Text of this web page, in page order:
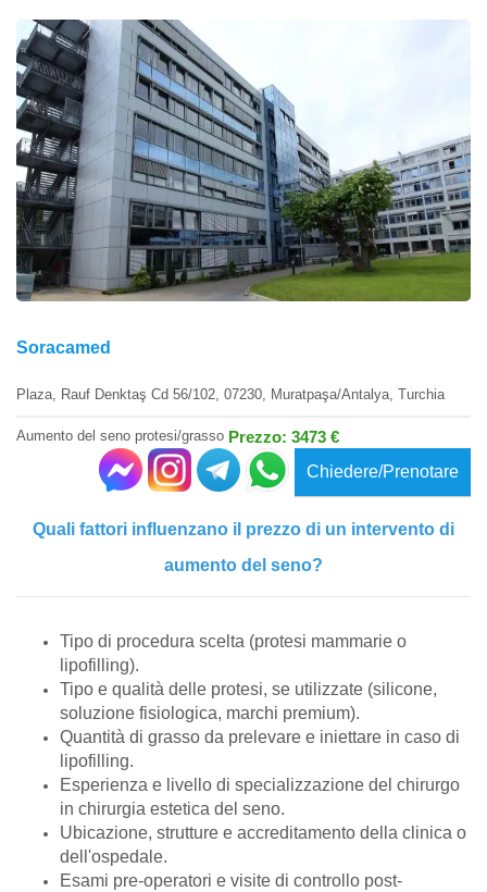
Soracamed
Plaza, Rauf Denktaş Cd 56/102, 07230, Muratpaşa/Antalya, Turchia
Aumento del seno protesi/grasso Prezzo: 3473 €
Chiedere/Prenotare
Quali fattori influenzano il prezzo di un intervento di
aumento del seno?
Tipo di procedura scelta (protesi mammarie o
lipofilling).
Tipo e qualità delle protesi, se utilizzate (silicone,
soluzione fisiologica, marchi premium).
Quantità di grasso da prelevare e iniettare in caso di
lipofilling.
Esperienza e livello di specializzazione del chirurgo
in chirurgia estetica del seno.
Ubicazione, strutture e accreditamento della clinica o
dell'ospedale.
Esami pre-operatori e visite di controllo post-